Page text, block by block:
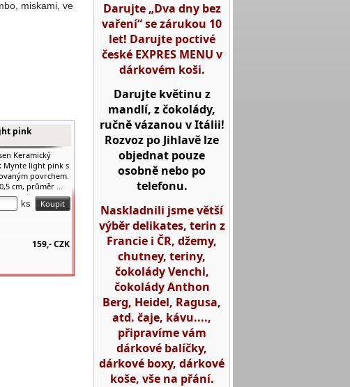
miskami, ve
pink
Keramický
Mynte light pink s
povrchem.
cm, průměr ...
ks
159,-CZK
Darujte „Dva dny bez
vaření“ se zárukou 10
let! Darujte poctivé
české EXPRES MENU v
dárkovém koši.
Darujte květinu z
mandlí, z čokolády,
ručně vázanou v Itálii!
Rozvoz po Jihlavě lze
objednat pouze
osobně nebo po
telefonu.
Naskladnili jsme větší
výběr delikates, terin z
Francie i ČR, džemy,
chutney, teriny,
čokolády Venchi,
čokolády Anthon
Berg, Heidel, Ragusa,
atd. čaje, kávu....,
připravíme vám
dárkové balíčky,
dárkové boxy, dárkové
koše, vše na přání.